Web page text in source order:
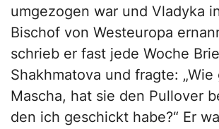
umgezogen war und Vladyka
Bischof von Westeuropa
schrieb er fast jede Woche
Shakhmatova und fragte: „Wie
Mascha, hat sie den Pullover
den ich geschickt habe?“ Er